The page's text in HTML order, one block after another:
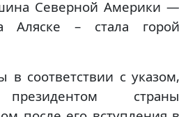
Северной Америки —
Аляске – стала горой
в соответствии с указом,
страны